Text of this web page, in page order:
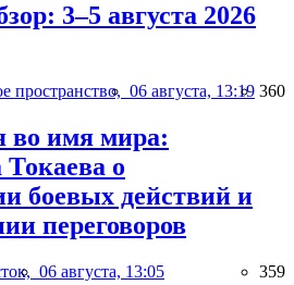
3–5 августа 2026
пространство, 06 августа, 13:19 360
во имя мира:
о
боевых действий и
переговоров
06 августа, 13:05 359